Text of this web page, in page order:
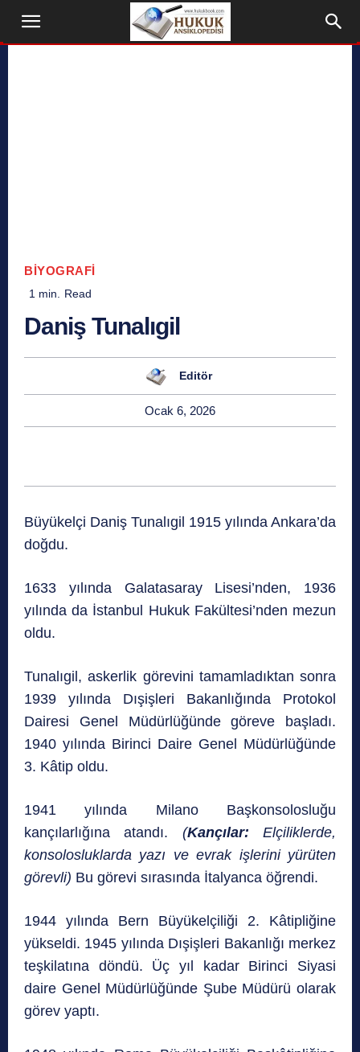
BIYOGRAFI
1 min. Read
Daniş Tunalıgil
Editör
Ocak 6, 2026
Büyükelçi Daniş Tunalıgil 1915 yılında Ankara’da
doğdu.
1633 yılında Galatasaray Lisesi’nden, 1936
yılında da İstanbul Hukuk Fakültesi’nden mezun
oldu.
Tunalıgil, askerlik görevini tamamladıktan sonra
1939 yılında Dışişleri Bakanlığında Protokol
Dairesi Genel Müdürlüğünde göreve başladı.
1940 yılında Birinci Daire Genel Müdürlüğünde
3. Kâtip oldu.
1941 yılında Milano Başkonsolosluğu
kançılarlığına atandı. (Kançılar: Elçiliklerde,
konsolosluklarda yazı ve evrak işlerini yürüten
görevli) Bu görevi sırasında İtalyanca öğrendi.
1944 yılında Bern Büyükelçiliği 2. Kâtipliğine
yükseldi. 1945 yılında Dışişleri Bakanlığı merkez
teşkilatına döndü. Üç yıl kadar Birinci Siyasi
daire Genel Müdürlüğünde Şube Müdürü olarak
görev yaptı.